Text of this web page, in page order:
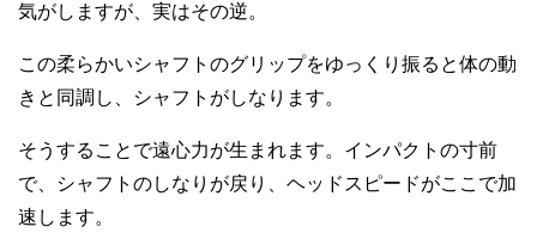
気がしますが、実はその逆。
この柔らかいシャフトのグリップをゆっくり振ると体の動
きと同調し、シャフトがしなります。
そうすることで遠心力が生まれます。インパクトの寸前
で、シャフトのしなりが戻り、ヘッドスピードがここで加
速します。